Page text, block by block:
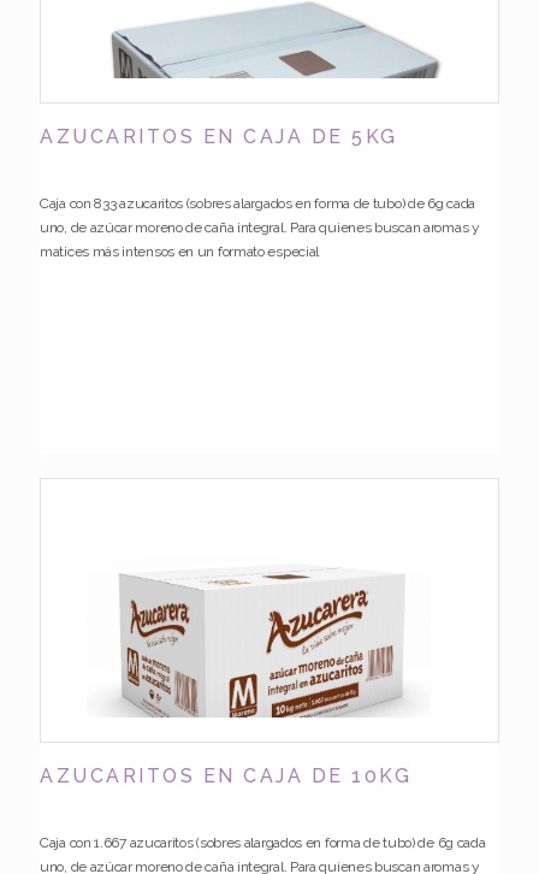
AZUCARITOS EN CAJA DE 5KG
Caja con 833 azucaritos (sobres alargados en forma de tubo) de 6g cada
uno, de azúcar moreno de caña integral. Para quienes buscan aromas y
matices más intensos en un formato especial
AZUCARITOS EN CAJA DE 10KG
Caja con 1.667 azucaritos (sobres alargados en forma de tubo) de 6g cada
uno, de azúcar moreno de caña integral. Para quienes buscan aromas y